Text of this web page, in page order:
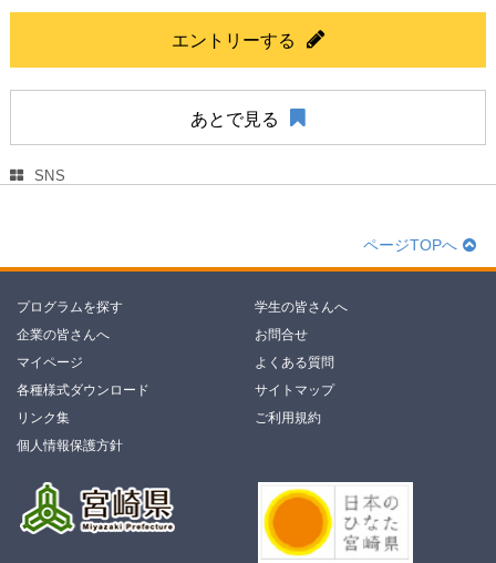
エントリーする
あとで見る
SNS
ページTOPへ
プログラムを探す
学生の皆さんへ
企業の皆さんへ
お問合せ
マイページ
よくある質問
各種様式ダウンロード
サイトマップ
リンク集
ご利用規約
個人情報保護方針